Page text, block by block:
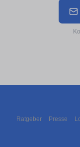
Ratgeber Presse